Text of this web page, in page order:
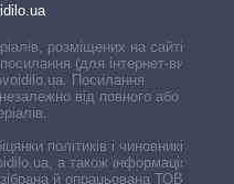
розміщених на сайті,
(для інтернет-видань
Посилання
від повного або
політиків і чиновників,
а також інформація про
й опрацьована ТОВ «ІА